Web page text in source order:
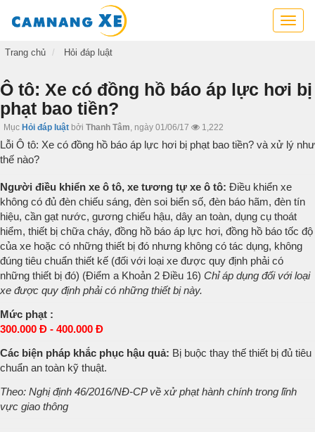
Cẩm
cứu
thông
kỹ
xe
Trang chủ Hỏi đáp luật
Ô tô: Xe có đồng hồ báo áp lực hơi bị
phạt bao tiền?
Mục Hỏi đáp luật bởi Thanh Tâm, ngày 01/06/17 1,222
Lỗi Ô tô: Xe có đồng hồ báo áp lực hơi bị phạt bao tiền? và xử lý như
thế nào?
Người điều khiển xe ô tô, xe tương tự xe ô tô: Điều khiển xe
không có đủ đèn chiếu sáng, đèn soi biển số, đèn báo hãm, đèn tín
hiệu, cần gạt nước, gương chiếu hậu, dây an toàn, dụng cụ thoát
hiểm, thiết bị chữa cháy, đồng hồ báo áp lực hơi, đồng hồ báo tốc độ
của xe hoặc có những thiết bị đó nhưng không có tác dụng, không
đúng tiêu chuẩn thiết kế (đối với loại xe được quy định phải có
những thiết bị đó) (Điểm a Khoản 2 Điều 16) Chỉ áp dụng đối với loại
xe được quy định phải có những thiết bị này.
Mức phạt :
300.000 Đ - 400.000 Đ
Các biện pháp khắc phục hậu quả: Bị buộc thay thế thiết bị đủ tiêu
chuẩn an toàn kỹ thuật.
Theo: Nghị định 46/2016/NĐ-CP về xử phạt hành chính trong lĩnh
vực giao thông